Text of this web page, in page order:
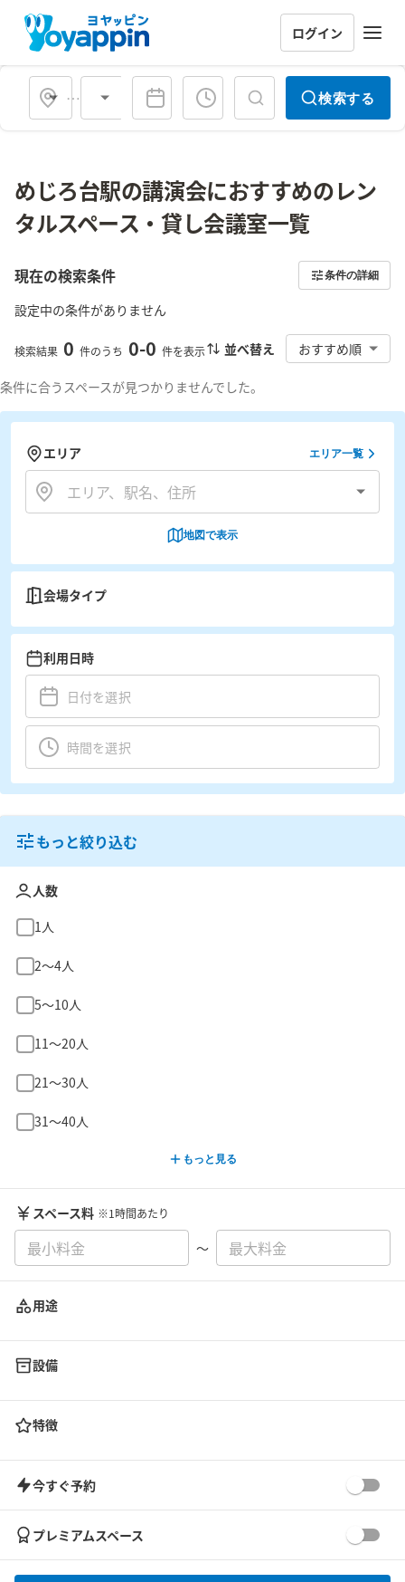
ログイン
会場タイプ 検索する
めじろ台駅の講演会におすすめのレン
タルスペース・貸し会議室一覧
現在の検索条件 条件の詳細
設定中の条件がありません
検索結果 0 件のうち 0-0 件を表示 並べ替え おすすめ順
条件に合うスペースが見つかりませんでした。
エリア エリア一覧
地図で表示
会場タイプ
利用日時
もっと絞り込む
人数
1人
2〜4人
5〜10人
11〜20人
21〜30人
31〜40人
もっと見る
スペース料 ※1時間あたり
〜
用途
設備
特徴
今すぐ予約
プレミアムスペース